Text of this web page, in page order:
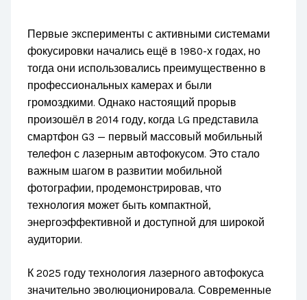
Первые эксперименты с активными системами
фокусировки начались ещё в 1980-х годах, но
тогда они использовались преимущественно в
профессиональных камерах и были
громоздкими. Однако настоящий прорыв
произошёл в 2014 году, когда LG представила
смартфон G3 — первый массовый мобильный
телефон с лазерным автофокусом. Это стало
важным шагом в развитии мобильной
фотографии, продемонстрировав, что
технология может быть компактной,
энергоэффективной и доступной для широкой
аудитории.
К 2025 году технология лазерного автофокуса
значительно эволюционировала. Современные